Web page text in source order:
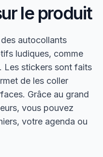
le produit
autocollants
ludiques, comme
Les stickers sont faits
de les coller
Grâce au grand
vous pouvez
votre agenda ou